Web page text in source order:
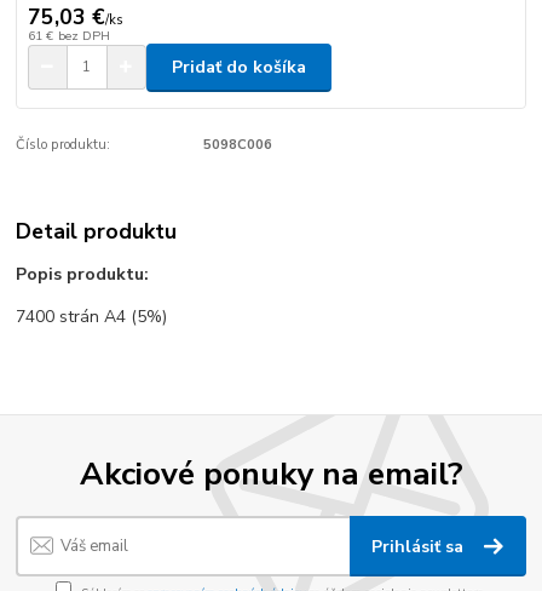
75,03 €/ks
61 € bez DPH
Pridať do košíka
Číslo produktu: 5098C006
Detail produktu
Popis produktu:
7400 strán A4 (5%)
Akciové ponuky na email?
Prihlásiť sa